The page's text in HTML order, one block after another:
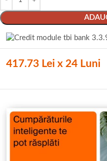
417.73 Lei x 24 Luni